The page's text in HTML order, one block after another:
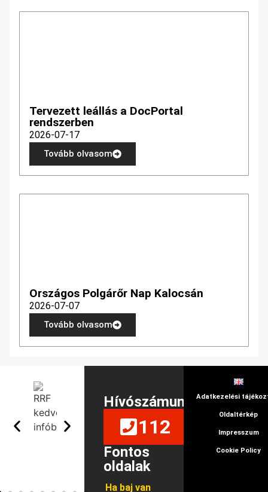
Tervezett leállás a DocPortal
rendszerben
2026-07-17
Tovább olvasom
Országos Polgárőr Nap Kalocsán
2026-07-07
Tovább olvasom
Hívószámunk
112
Fontos
oldalak
Ha baj van
Adatkezelési
Oldaltérkép
Impresszum
Cookie Policy